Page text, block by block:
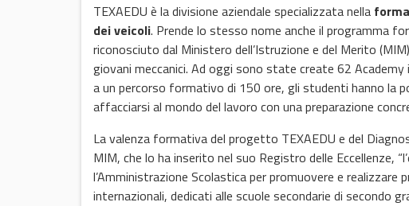
TEXAEDU è la divisione aziendale specializzata nella
dei veicoli. Prende lo stesso nome anche il programma
riconosciuto dal Ministero dell’Istruzione e del Merito
giovani meccanici. Ad oggi sono state create 62
a un percorso formativo di 150 ore, gli studenti hanno la
affacciarsi al mondo del lavoro con una preparazione
La valenza formativa del progetto TEXAEDU e del
MIM, che lo ha inserito nel suo Registro delle Eccellenze,
l’Amministrazione Scolastica per promuovere e
internazionali, dedicati alle scuole secondarie di secondo